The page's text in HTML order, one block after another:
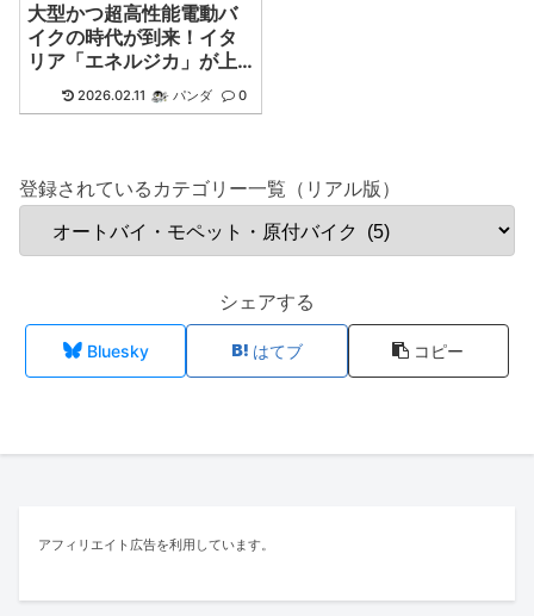
大型かつ超高性能電動バ
イクの時代が到来！イタ
リア「エネルジカ」が上
陸！
2026.02.11 パンダ 0
登録されているカテゴリー一覧（リアル版）
シェアする
Bluesky はてブ コピー
アフィリエイト広告を利用しています。